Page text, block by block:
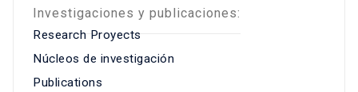
Investigaciones y publicaciones:
Research Proyects
Núcleos de investigación
Publications